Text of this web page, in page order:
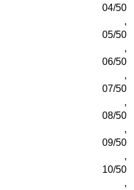
04/50
,
05/50
,
06/50
,
07/50
,
08/50
,
09/50
,
10/50
,